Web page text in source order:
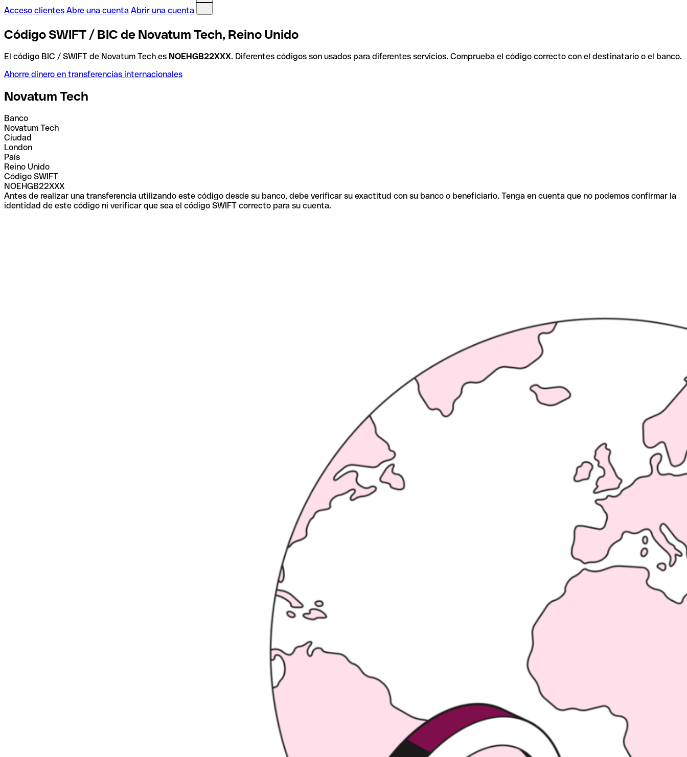
Acceso clientes Abre una cuenta Abrir una cuenta
Código SWIFT / BIC de Novatum Tech, Reino Unido
El código BIC / SWIFT de Novatum Tech es NOEHGB22XXX. Diferentes códigos son usados para diferentes servicios. Comprueba el código correcto con el destinatario o el banco.
Ahorre dinero en transferencias internacionales
Novatum Tech
Banco
Novatum Tech
Ciudad
London
País
Reino Unido
Código SWIFT
NOEHGB22XXX
Antes de realizar una transferencia utilizando este código desde su banco, debe verificar su exactitud con su banco o beneficiario. Tenga en cuenta que no podemos confirmar la
identidad de este código ni verificar que sea el código SWIFT correcto para su cuenta.